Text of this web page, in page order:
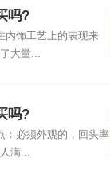
吗?
内饰工艺上的表现来
大量...
吗?
：必须外观的，回头率
满...